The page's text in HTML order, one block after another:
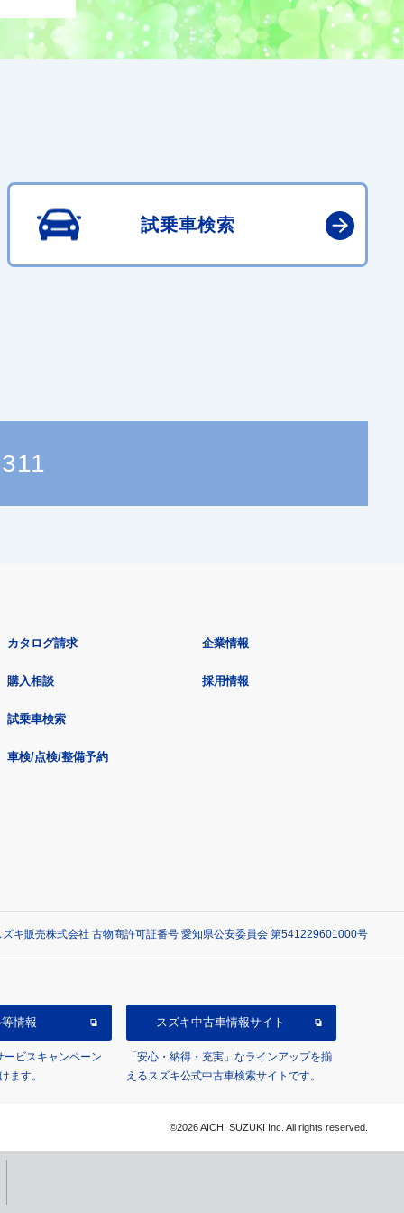
試乗車検索
カタログ請求
購入相談
試乗車検索
車検/点検/整備予約
企業情報
採用情報
ズキ販売株式会社 古物商許可証番号 愛知県公安委員会 第541229601000号
情報
ービスキャンペーン
ます。
スズキ中古車情報サイト
「安心・納得・充実」なラインアップを揃
えるスズキ公式中古車検索サイトです。
©2026 AICHI SUZUKI Inc. All rights reserved.